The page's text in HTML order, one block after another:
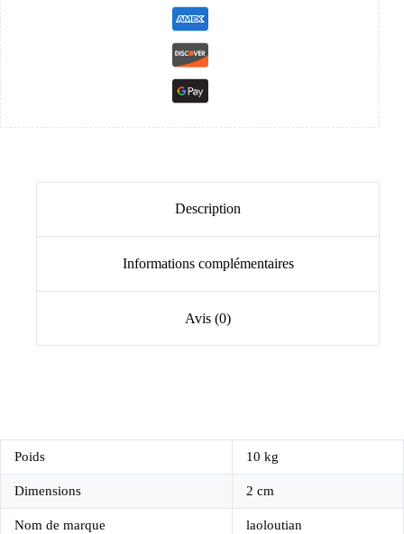
Description
Informations complémentaires
Avis (0)
Poids 10 kg
Dimensions 2 cm
Nom de marque laoloutian